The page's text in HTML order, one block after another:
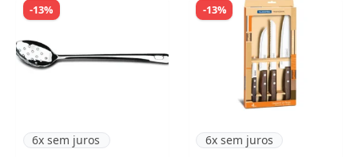
-13%
6x sem juros
-13%
6x sem juros